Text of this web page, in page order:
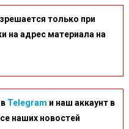
только при
на адрес материала на
Telegram и наш аккаунт в
наших новостей